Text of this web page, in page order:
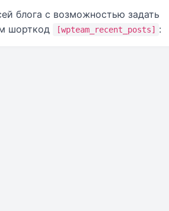
блога с возможностью задать
шорткод
[wpteam_recent_posts] :